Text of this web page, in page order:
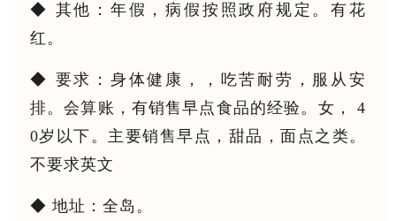
◆ 其他：年假，病假按照政府规定。有花
红。
◆ 要求：身体健康，，吃苦耐劳，服从安
排。会算账，有销售早点食品的经验。女， 4
0岁以下。主要销售早点，甜品，面点之类。
不要求英文
◆ 地址：全岛。